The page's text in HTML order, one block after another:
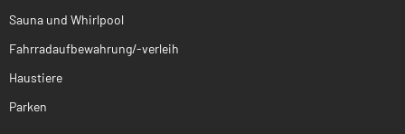
Sauna und Whirlpool
Fahrradaufbewahrung/-verleih
Haustiere
Parken